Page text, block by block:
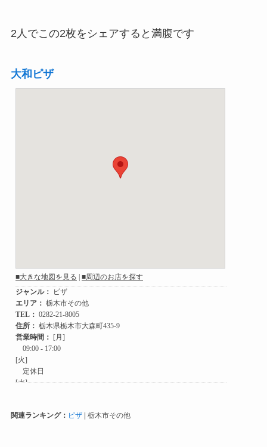
2人でこの2枚をシェアすると満腹です
大和ピザ
関連ランキング： ピザ| 栃木市その他